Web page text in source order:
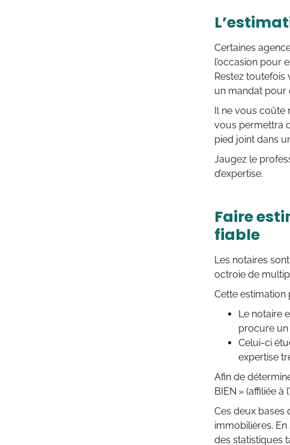
Certaines
l’occasion pour
Restez toutefois
un mandat pour
Il ne vous coûte
vous permettra
pied joint dans
Jaugez le
d’expertise.
Faire
fiable
Les notaires
octroie de
Cette estimation
Le notaire
procure un
Celui-ci
expertise
Afin de
BIEN » (affiliée à
Ces deux bases
immobilières.
des statistiques